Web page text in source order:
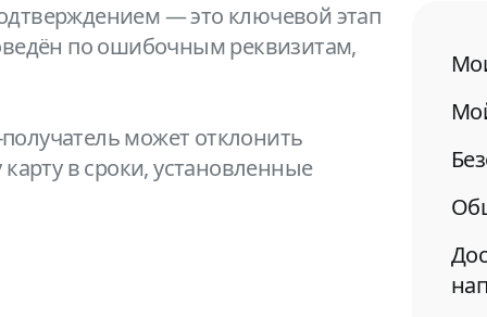
— это ключевой этап
по ошибочным реквизитам,
может отклонить
в сроки, установленные